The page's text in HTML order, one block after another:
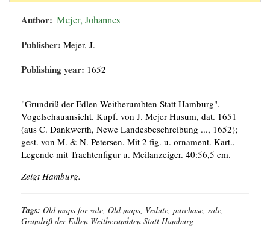
Author: Mejer, Johannes
Publisher: Mejer, J.
Publishing year: 1652
"Grundriß der Edlen Weitberumbten Statt Hamburg".
Vogelschauansicht. Kupf. von J. Mejer Husum, dat. 1651
(aus C. Dankwerth, Newe Landesbeschreibung ..., 1652);
gest. von M. & N. Petersen. Mit 2 fig. u. ornament. Kart.,
Legende mit Trachtenfigur u. Meilanzeiger. 40:56,5 cm.
Zeigt Hamburg.
Tags: Old maps for sale, Old maps, Vedute, purchase, sale,
Grundriß der Edlen Weitberumbten Statt Hamburg